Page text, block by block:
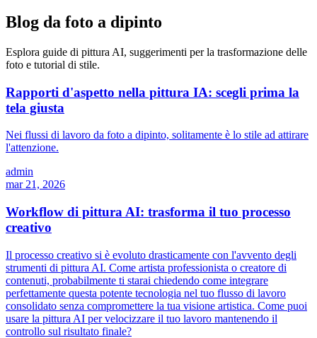
Blog da foto a dipinto
Esplora guide di pittura AI, suggerimenti per la trasformazione delle
foto e tutorial di stile.
Rapporti d'aspetto nella pittura IA: scegli prima la
tela giusta
Nei flussi di lavoro da foto a dipinto, solitamente è lo stile ad attirare
l'attenzione.
admin
mar 21, 2026
Workflow di pittura AI: trasforma il tuo processo
creativo
Il processo creativo si è evoluto drasticamente con l'avvento degli
strumenti di pittura AI. Come artista professionista o creatore di
contenuti, probabilmente ti starai chiedendo come integrare
perfettamente questa potente tecnologia nel tuo flusso di lavoro
consolidato senza compromettere la tua visione artistica. Come puoi
usare la pittura AI per velocizzare il tuo lavoro mantenendo il
controllo sul risultato finale?